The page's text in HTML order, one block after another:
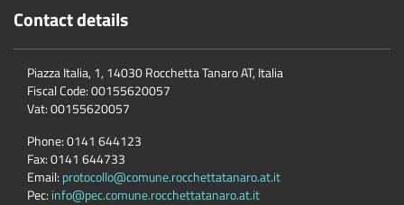
Contact details
Piazza Italia, 1, 14030 Rocchetta Tanaro AT, Italia
Fiscal Code:00155620057
Vat:00155620057
Phone:0141 644123
Fax:0141 644733
Email: protocollo@comune.rocchettatanaro.at.it
Pec: info@pec.comune.rocchettatanaro.at.it